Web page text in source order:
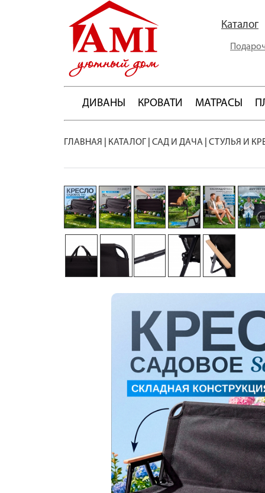
Каталог
ДИВАНЫ КРОВАТИ МАТРАСЫ
ГЛАВНАЯ КАТАЛОГ САД И ДАЧА СТУЛЬЯ И